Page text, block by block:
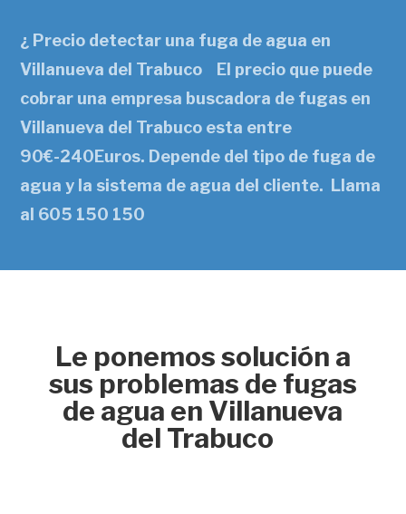
¿ Precio detectar una fuga de agua en
Villanueva del Trabuco El precio que puede
cobrar una empresa buscadora de fugas en
Villanueva del Trabuco esta entre
90€-240Euros. Depende del tipo de fuga de
agua y la sistema de agua del cliente. Llama
al 605 150 150
Le ponemos solución a
sus problemas de fugas
de agua en Villanueva
del Trabuco